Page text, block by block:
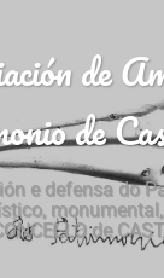
de
de
e defensa do
de